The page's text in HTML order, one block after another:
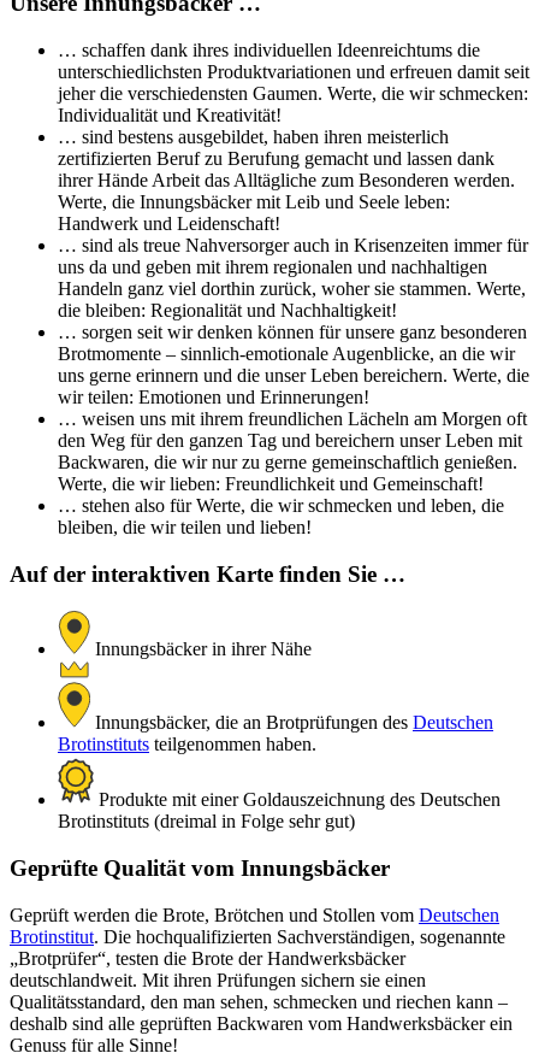
… schaffen dank ihres individuellen Ideenreichtums die
unterschiedlichsten Produktvariationen und erfreuen damit seit
jeher die verschiedensten Gaumen. Werte, die wir schmecken:
Individualität und Kreativität!
… sind bestens ausgebildet, haben ihren meisterlich
zertifizierten Beruf zu Berufung gemacht und lassen dank
ihrer Hände Arbeit das Alltägliche zum Besonderen werden.
Werte, die Innungsbäcker mit Leib und Seele leben:
Handwerk und Leidenschaft!
… sind als treue Nahversorger auch in Krisenzeiten immer für
uns da und geben mit ihrem regionalen und nachhaltigen
Handeln ganz viel dorthin zurück, woher sie stammen. Werte,
die bleiben: Regionalität und Nachhaltigkeit!
… sorgen seit wir denken können für unsere ganz besonderen
Brotmomente – sinnlich-emotionale Augenblicke, an die wir
uns gerne erinnern und die unser Leben bereichern. Werte, die
wir teilen: Emotionen und Erinnerungen!
… weisen uns mit ihrem freundlichen Lächeln am Morgen oft
den Weg für den ganzen Tag und bereichern unser Leben mit
Backwaren, die wir nur zu gerne gemeinschaftlich genießen.
Werte, die wir lieben: Freundlichkeit und Gemeinschaft!
… stehen also für Werte, die wir schmecken und leben, die
bleiben, die wir teilen und lieben!
Auf der interaktiven Karte finden Sie …
Innungsbäcker in ihrer Nähe
Innungsbäcker, die an Brotprüfungen des Deutschen
Brotinstituts teilgenommen haben.
Produkte mit einer Goldauszeichnung des Deutschen
Brotinstituts (dreimal in Folge sehr gut)
Geprüfte Qualität vom Innungsbäcker
Geprüft werden die Brote, Brötchen und Stollen vom Deutschen
Brotinstitut. Die hochqualifizierten Sachverständigen, sogenannte
„Brotprüfer“, testen die Brote der Handwerksbäcker
deutschlandweit. Mit ihren Prüfungen sichern sie einen
Qualitätsstandard, den man sehen, schmecken und riechen kann –
deshalb sind alle geprüften Backwaren vom Handwerksbäcker ein
Genuss für alle Sinne!